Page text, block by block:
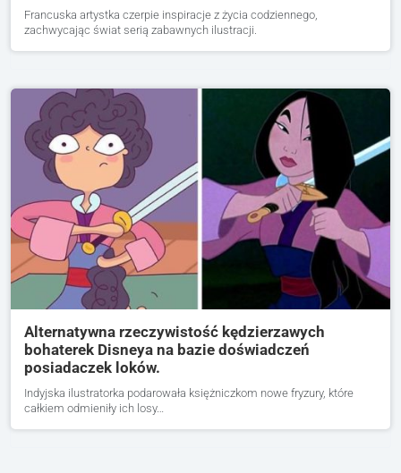
Francuska artystka czerpie inspiracje z życia codziennego,
zachwycając świat serią zabawnych ilustracji.
Alternatywna rzeczywistość kędzierzawych
bohaterek Disneya na bazie doświadczeń
posiadaczek loków.
Indyjska ilustratorka podarowała księżniczkom nowe fryzury, które
całkiem odmieniły ich losy…